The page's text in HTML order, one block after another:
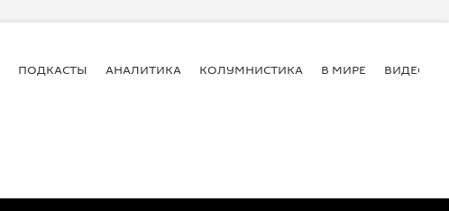
ПОДКАСТЫ АНАЛИТИКА КОЛУМНИСТИКА В МИРЕ ВИДЕО